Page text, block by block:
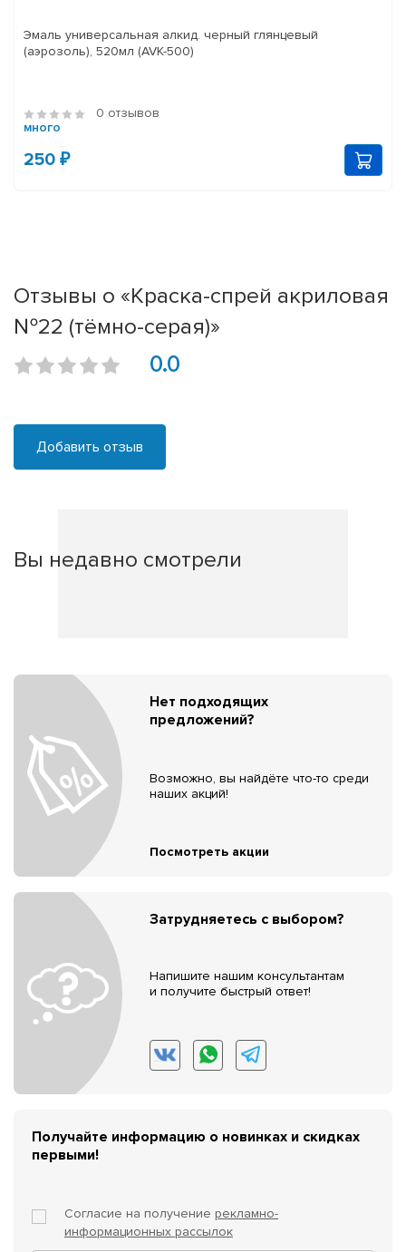
Эмаль универсальная алкид. черный глянцевый
(аэрозоль), 520мл (AVK-500)
0 отзывов
много
250 ₽
Отзывы о «Краска-спрей акриловая
№22 (тёмно-серая)»
0.0
Добавить отзыв
Вы недавно смотрели
Нет подходящих
предложений?
Возможно, вы найдёте что-то среди
наших акций!
Посмотреть акции
Затрудняетесь с выбором?
Напишите нашим консультантам
и получите быстрый ответ!
Получайте информацию о новинках и скидках
первыми!
Согласие на получение рекламно-
информационных рассылок